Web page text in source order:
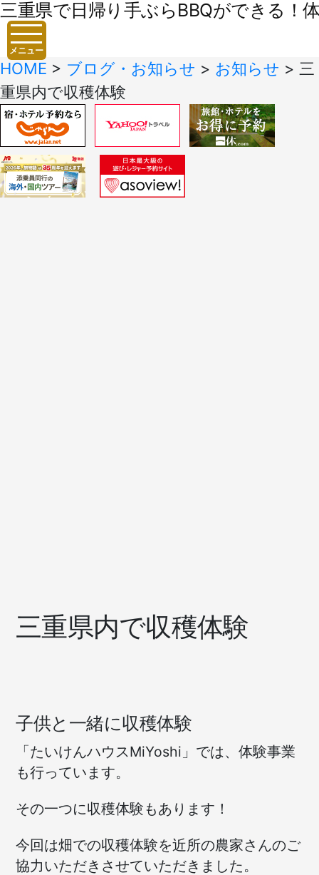
三重県で日帰り手ぶらBBQができる！
メニュー
HOME > ブログ・お知らせ > お知らせ > 三
重県内で収穫体験
三重県内で収穫体験
子供と一緒に収穫体験
「たいけんハウスMiYoshi」では、体験事業
も行っています。
その一つに収穫体験もあります！
今回は畑での収穫体験を近所の農家さんのご
協力いただきさせていただきました。